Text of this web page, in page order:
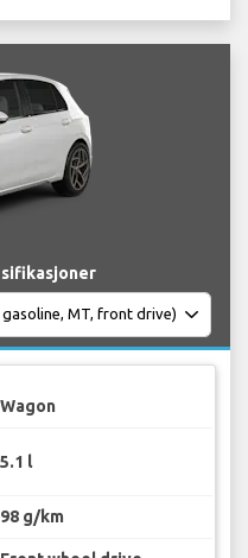
Wagon
5.1 l
98 g/km